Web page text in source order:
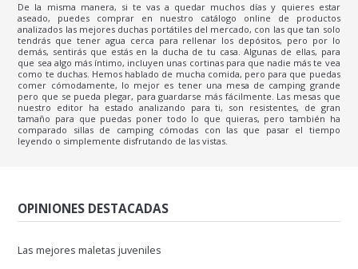
De la misma manera, si te vas a quedar muchos días y quieres estar
aseado, puedes comprar en nuestro catálogo online de productos
analizados las mejores duchas portátiles del mercado, con las que tan solo
tendrás que tener agua cerca para rellenar los depósitos, pero por lo
demás, sentirás que estás en la ducha de tu casa. Algunas de ellas, para
que sea algo más íntimo, incluyen unas cortinas para que nadie más te vea
como te duchas. Hemos hablado de mucha comida, pero para que puedas
comer cómodamente, lo mejor es tener una mesa de camping grande
pero que se pueda plegar, para guardarse más fácilmente. Las mesas que
nuestro editor ha estado analizando para ti, son resistentes, de gran
tamaño para que puedas poner todo lo que quieras, pero también ha
comparado sillas de camping cómodas con las que pasar el tiempo
leyendo o simplemente disfrutando de las vistas.
OPINIONES DESTACADAS
Las mejores maletas juveniles